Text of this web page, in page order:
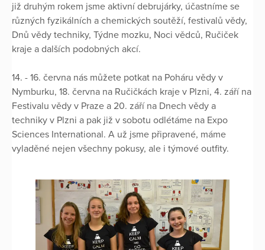
již druhým rokem jsme aktivní debrujárky, účastníme se
různých fyzikálních a chemických soutěží, festivalů vědy,
Dnů vědy techniky, Týdne mozku, Noci vědců, Ručiček
kraje a dalších podobných akcí.
14. - 16. června nás můžete potkat na Poháru vědy v
Nymburku, 18. června na Ručičkách kraje v Plzni, 4. září na
Festivalu vědy v Praze a 20. září na Dnech vědy a
techniky v Plzni a pak již v sobotu odlétáme na Expo
Sciences International. A už jsme připravené, máme
vyladěné nejen všechny pokusy, ale i týmové outfity.